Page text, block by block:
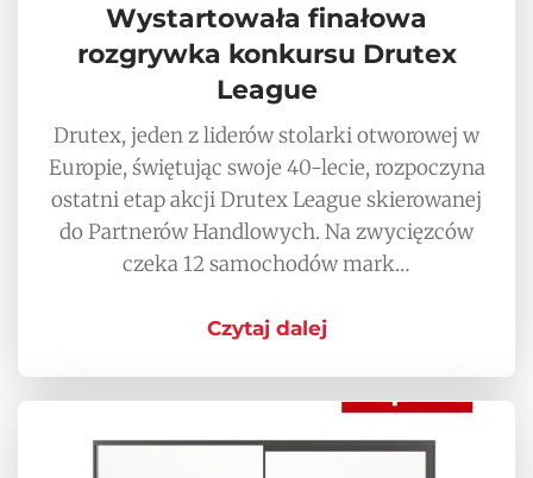
Wystartowała finałowa
rozgrywka konkursu Drutex
League
Drutex, jeden z liderów stolarki otworowej w
Europie, świętując swoje 40-lecie, rozpoczyna
ostatni etap akcji Drutex League skierowanej
do Partnerów Handlowych. Na zwycięzców
czeka 12 samochodów mark…
Czytaj dalej